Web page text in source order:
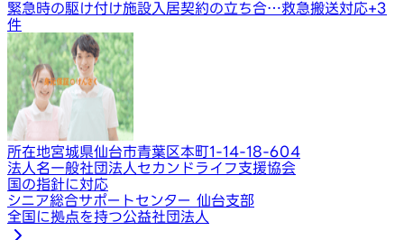
緊急時の駆け付け施設入居契約の立ち合…救急搬送対応+3
件
所在地宮城県仙台市青葉区本町1-14-18-604
法人名一般社団法人セカンドライフ支援協会
国の指針に対応
シニア総合サポートセンター 仙台支部
全国に拠点を持つ公益社団法人